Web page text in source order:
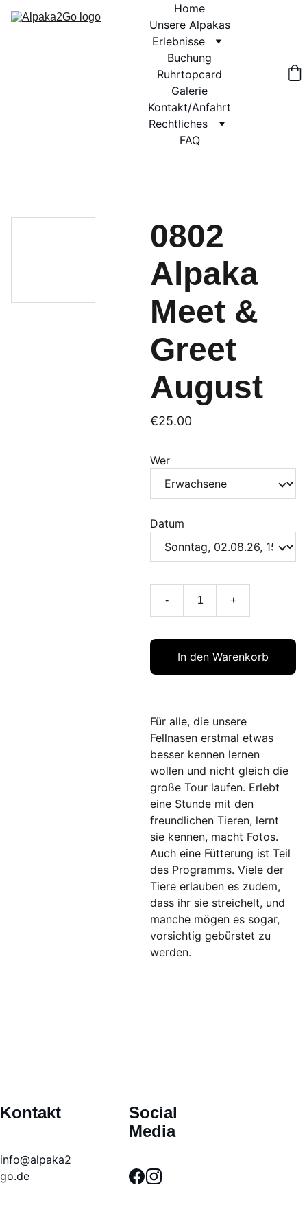
Home
Unsere Alpakas
Erlebnisse
Buchung
Ruhrtopcard
Galerie
Kontakt/Anfahrt
Rechtliches
FAQ
0802
Alpaka
Meet &
Greet
August
€25.00
Wer
Datum
- +
In den Warenkorb
Für alle, die unsere
Fellnasen erstmal etwas
besser kennen lernen
wollen und nicht gleich die
große Tour laufen. Erlebt
eine Stunde mit den
freundlichen Tieren, lernt
sie kennen, macht Fotos.
Auch eine Fütterung ist Teil
des Programms. Viele der
Tiere erlauben es zudem,
dass ihr sie streichelt, und
manche mögen es sogar,
vorsichtig gebürstet zu
werden.
Kontakt
info@alpaka2
go.de
Social
Media